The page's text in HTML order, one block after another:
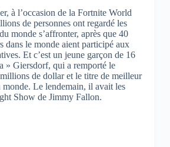
à l’occasion de la Fortnite World
de personnes ont regardé les
monde s’affronter, après que 40
dans le monde aient participé aux
Et c’est un jeune garçon de 16
» Giersdorf, qui a remporté le
de dollar et le titre de meilleur
Le lendemain, il avait les
Show de Jimmy Fallon.